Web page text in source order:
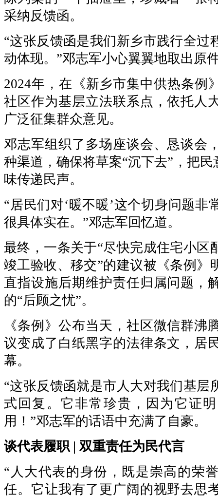
采纳反馈函。
“这张反馈函是我们新乡市践行全过
动体现。”邓志军小心翼翼地取出原
2024年，在《新乡市集中供热条例
社区作为基层立法联系点，依托人
广泛征集群众意见。
邓志军组织了多场座谈会、恳谈会
种渠道，确保将草案“沉下去”，把民
味传递民声。
“居民们对‘暖不暖’这个切身问题非
很具体实在。”邓志军回忆道。
最终，一条关于“尽快完成住宅小区
竣工验收、移交”的建议被《条例》
直指设施后期维护责任归属问题，
的“后顾之忧”。
《条例》公布当天，社区微信群沸
议变成了白纸黑字的法律条文，居
幕。
“这张反馈函就是市人大对我们基层
式回复。它非常珍贵，因为它证
用！”邓志军的话语中充满了自豪。
谈代表履职 | 双重责任为民代言
“人大代表的身份，既是崇高的荣
任。它让我有了更广阔的视野去思